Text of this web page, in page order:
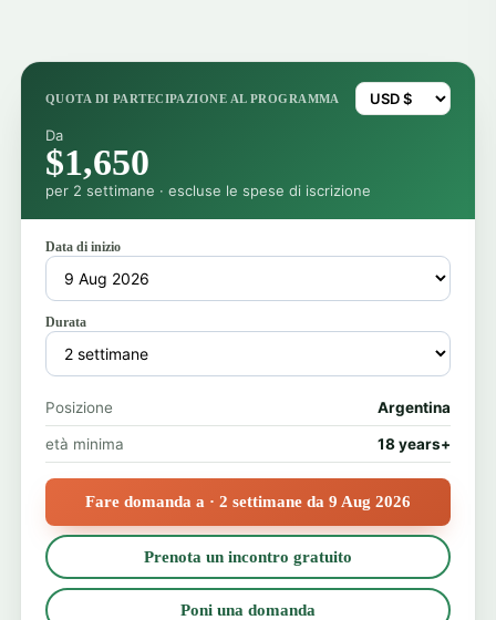
QUOTA DI PARTECIPAZIONE AL PROGRAMMA
Da
$1,650
per 2 settimane · escluse le spese di iscrizione
Data di inizio
Durata
Posizione Argentina
età minima 18 years+
Fare domanda a · 2 settimane da 9 Aug 2026
Prenota un incontro gratuito
Poni una domanda